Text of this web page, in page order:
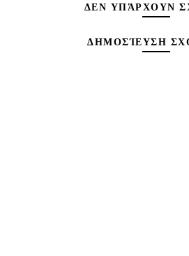
ΔΕΝ ΥΠΆΡΧΟΥΝ
ΔΗΜΟΣΊΕΥΣΗ